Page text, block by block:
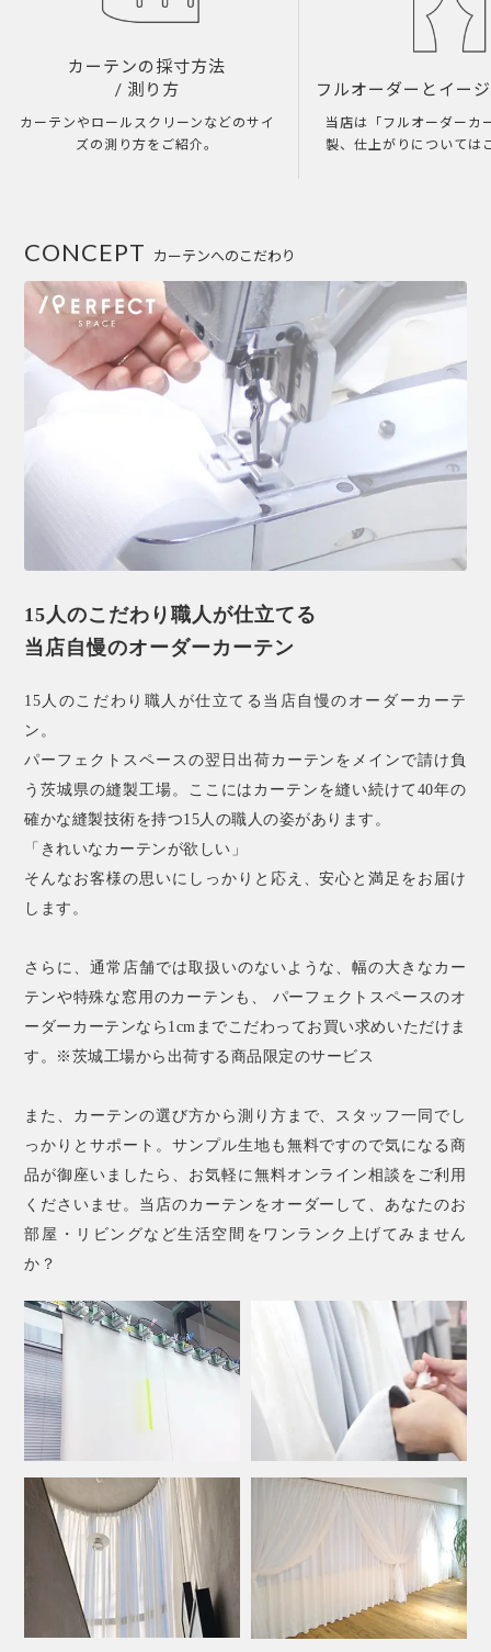
カーテンの採寸方法
/ 測り方
カーテンやロールスクリーンなどのサイ
ズの測り方をご紹介。
フルオーダーとイー
当店は「フルオーダーカ
製、仕上がりについては
カーテンへのこだわり
CONCEPT
15人のこだわり職人が仕立てる
当店自慢のオーダーカーテン
15人のこだわり職人が仕立てる当店自慢のオーダーカーテ
ン。
パーフェクトスペースの翌日出荷カーテンをメインで請け負
う茨城県の縫製工場。ここにはカーテンを縫い続けて40年の
確かな縫製技術を持つ15人の職人の姿があります。
「きれいなカーテンが欲しい」
そんなお客様の思いにしっかりと応え、安心と満足をお届け
します。
さらに、通常店舗では取扱いのないような、幅の大きなカー
テンや特殊な窓用のカーテンも、 パーフェクトスペースのオ
ーダーカーテンなら1cmまでこだわってお買い求めいただけま
す。※茨城工場から出荷する商品限定のサービス
また、カーテンの選び方から測り方まで、スタッフ一同でし
っかりとサポート。サンプル生地も無料ですので気になる商
品が御座いましたら、お気軽に無料オンライン相談をご利用
くださいませ。当店のカーテンをオーダーして、あなたのお
部屋・リビングなど生活空間をワンランク上げてみません
か？